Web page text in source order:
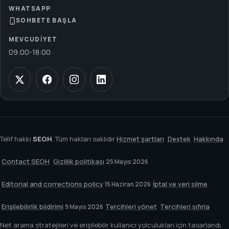
WHATSAPP
SOHBETE BAŞLA
MEVCUDIYET
09:00-18:00
Telif hakkı SEOH. Tüm hakları saklıdırHizmet şartları Destek Hakkında
Contact SEOH Gizlilik politikası 25 Mayıs 2026
Editorial and corrections policy 15 Haziran 2026 İptal ve veri silme
Erişilebilirlik bildirimi 9 Mayıs 2026 Tercihleri yönet Tercihleri sıfırla
Net arama stratejileri ve erişilebilir kullanıcı yolculukları için tasarlandı.